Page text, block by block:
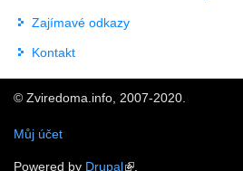
Zajímavé odkazy
Kontakt
© Zviredoma.info, 2007-2020.
Můj účet
Powered by Drupal